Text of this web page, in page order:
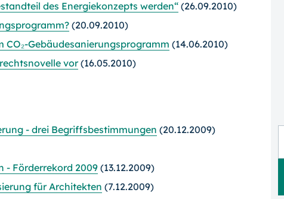
des Energiekonzepts werden“ (26.09.2010)
(20.09.2010)
Gebäudesanierungsprogramm (14.06.2010)
vor(16.05.2010)
- drei Begriffsbestimmungen (20.12.2009)
- Förderrekord 2009 (13.12.2009)
für Architekten (7.12.2009)